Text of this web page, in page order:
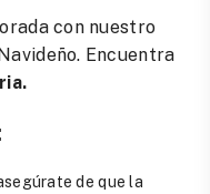
con nuestro
Encuentra
de que la